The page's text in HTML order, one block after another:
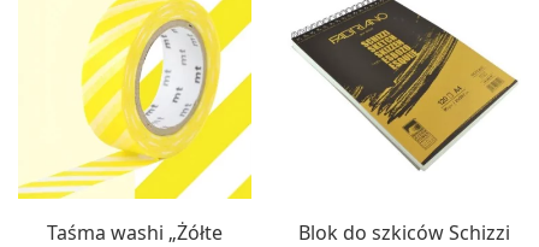
Taśma washi „Żółte
Blok do szkiców Schizzi